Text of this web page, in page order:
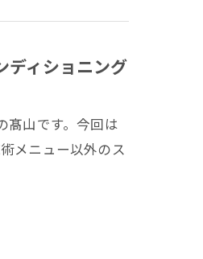
ィショニング
髙山です。今回は
メニュー以外のス